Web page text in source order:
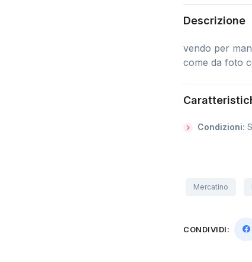
Descrizione
vendo per
come da foto
Condizioni:
Mercatino
CONDIVIDI: